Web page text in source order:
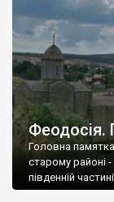
Феодосія.
Головна
старому районі
південній